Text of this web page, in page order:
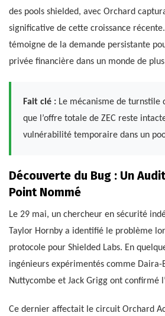
des pools shielded, avec Orchard
significative de cette croissance
témoigne de la demande persistante
privée financière dans un monde de
Fait clé : Le mécanisme de turnstile
que l’offre totale de ZEC reste
vulnérabilité temporaire dans un
Découverte du Bug : Un
Point Nommé
Le 29 mai, un chercheur en sécurité
Taylor Hornby a identifié le problème
protocole pour Shielded Labs. En
ingénieurs expérimentés comme Daira-
Nuttycombe et Jack Grigg ont confirmé
Ce dernier affectait le circuit Orchard